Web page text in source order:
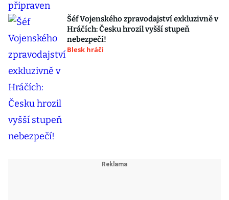
Šéf Vojenského zpravodajství exkluzivně v
Hráčích: Česku hrozil vyšší stupeň
nebezpečí!
Blesk hráči